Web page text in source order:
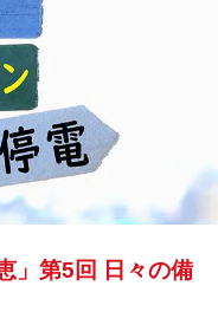
」第5回 日々の備